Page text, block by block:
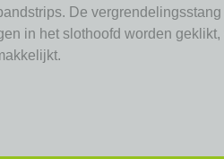
De
in het slothoofd worden